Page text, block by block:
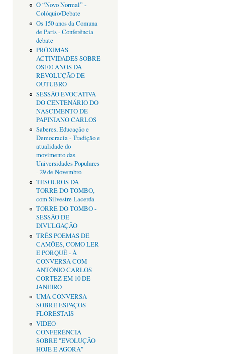
O “Novo Normal” -
Colóquio/Debate
Os 150 anos da Comuna
de Paris - Conferência
debate
PRÓXIMAS
ACTIVIDADES SOBRE
OS100 ANOS DA
REVOLUÇÃO DE
OUTUBRO
SESSÃO EVOCATIVA
DO CENTENÁRIO DO
NASCIMENTO DE
PAPINIANO CARLOS
Saberes, Educação e
Democracia - Tradição e
atualidade do
movimento das
Universidades Populares
- 29 de Novembro
TESOUROS DA
TORRE DO TOMBO,
com Silvestre Lacerda
TORRE DO TOMBO -
SESSÃO DE
DIVULGAÇÃO
TRÊS POEMAS DE
CAMÕES, COMO LER
E PORQUÊ - À
CONVERSA COM
ANTÓNIO CARLOS
CORTEZ EM 10 DE
JANEIRO
UMA CONVERSA
SOBRE ESPAÇOS
FLORESTAIS
VIDEO
CONFERÊNCIA
SOBRE "EVOLUÇÃO
HOJE E AGORA"